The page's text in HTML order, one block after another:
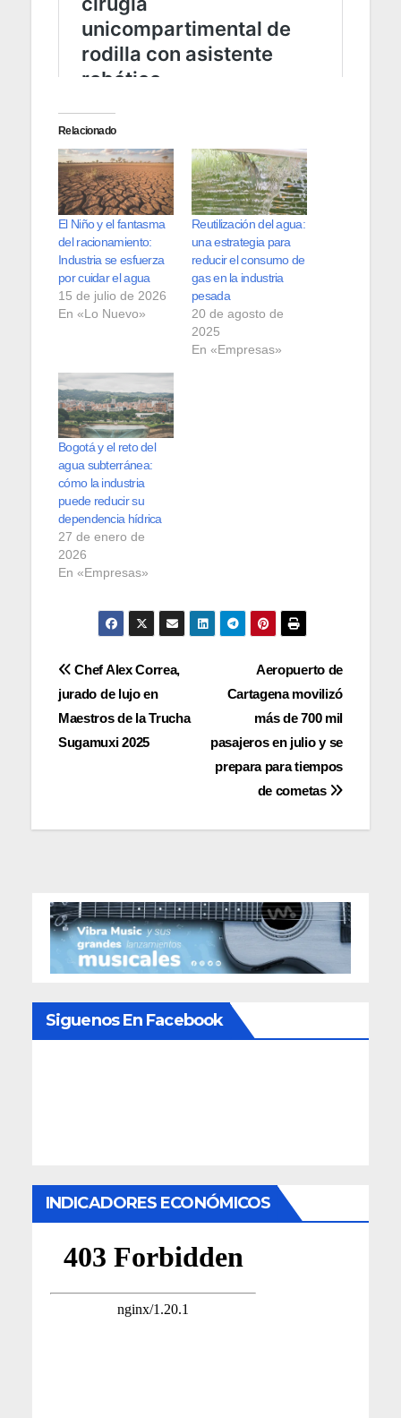
Relacionado
El Niño y el fantasma
del racionamiento:
Industria se esfuerza
por cuidar el agua
15 de julio de 2026
En «Lo Nuevo»
Reutilización del agua:
una estrategia para
reducir el consumo de
gas en la industria
pesada
20 de agosto de
2025
En «Empresas»
Bogotá y el reto del
agua subterránea:
cómo la industria
puede reducir su
dependencia hídrica
27 de enero de
2026
En «Empresas»
Navegación
de
entradas
Aeropuerto de
Cartagena movilizó
más de 700 mil
pasajeros en julio y se
prepara para tiempos
de cometas
Chef Alex Correa,
jurado de lujo en
Maestros de la Trucha
Sugamuxi 2025
Siguenos En Facebook
INDICADORES ECONÓMICOS